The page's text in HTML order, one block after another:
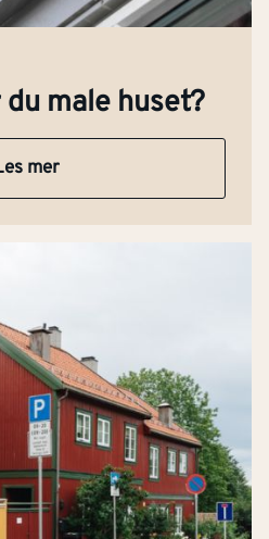
male huset?
mer